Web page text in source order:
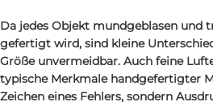
Da jedes Objekt mundgeblasen und
gefertigt wird, sind kleine
Größe unvermeidbar. Auch feine
typische Merkmale handgefertigter
Zeichen eines Fehlers, sondern